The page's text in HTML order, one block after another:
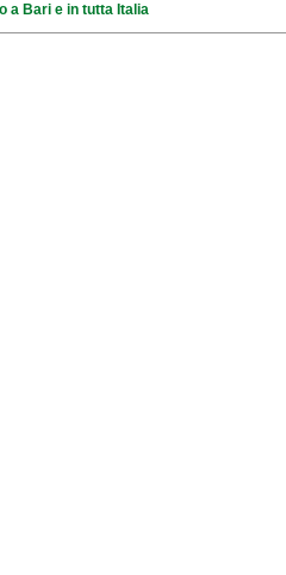
a Bari e in tutta Italia